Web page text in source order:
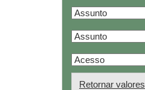
Retornar valores